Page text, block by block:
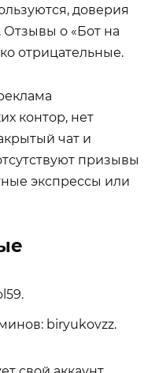
доверия
Отзывы о «Бот на
отрицательные.
контор, нет
чат и
призывы
экспрессы или
biryukovzz.